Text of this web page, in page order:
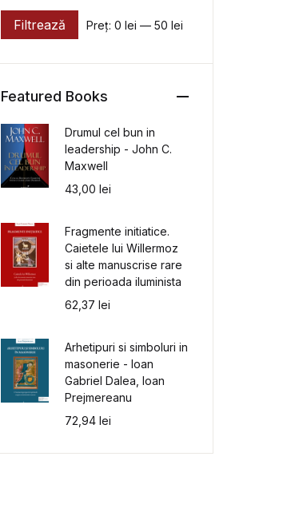
Preț minim
Preț maxim
Filtrează Preț:0 lei —50 lei
Featured Books
Drumul cel bun in
leadership - John C.
Maxwell
43,00lei
Fragmente initiatice.
Caietele lui Willermoz
si alte manuscrise rare
din perioada iluminista
62,37lei
Arhetipuri si simboluri in
masonerie - Ioan
Gabriel Dalea, Ioan
Prejmereanu
72,94lei